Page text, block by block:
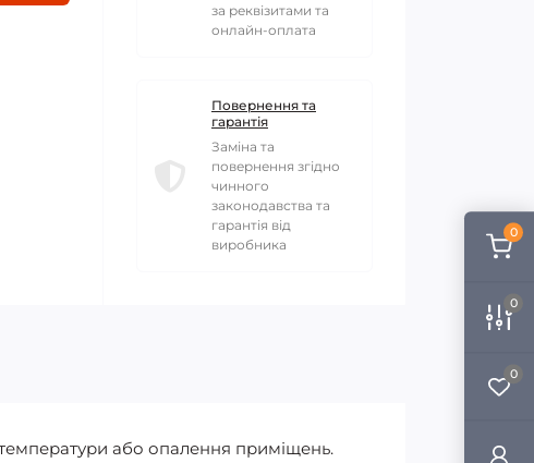
0
0
0
за реквізитами та
онлайн-оплата
Повернення та
гарантія
Заміна та
повернення згідно
чинного
законодавства та
гарантія від
виробника
або опалення приміщень.